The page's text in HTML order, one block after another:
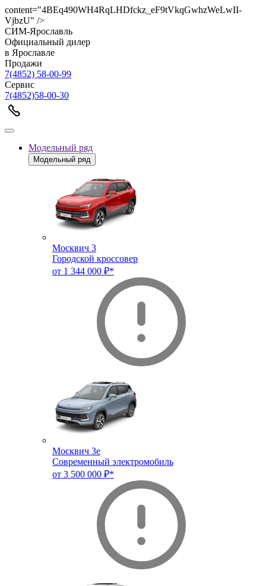
content="4BEq490WH4RqLHDfckz_eF9tVkqGwhzWeLwII-
VjbzU" />
СИМ-Ярославль
Официальный дилер
в Ярославле
Продажи
7(4852) 58-00-99
Сервис
7(4852)58-00-30
Модельный ряд
Модельный ряд
Москвич 3
Городской кроссовер
от 1 344 000 ₽*
Москвич 3e
Современный электромобиль
от 3 500 000 ₽*